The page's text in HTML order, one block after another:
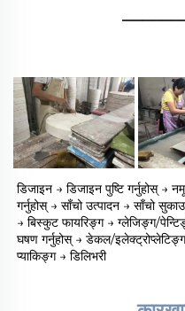
डिजाइन → डिजाइन पुष्टि गर्नुहोस् →
गर्नुहोस् → साँचो उत्पादन → साँचो
→ बिस्कुट फायरिङ्ग → ग्लेजिङ्ग/
घषण गर्नुहोस् → डेकल/
प्याकिङ्ग → डिलिभरी